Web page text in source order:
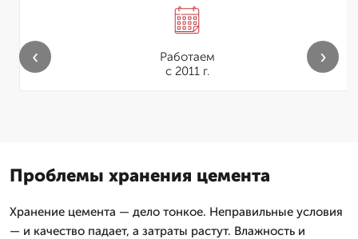
Работаем
с 2011 г.
‹ ›
Проблемы хранения цемента
Хранение цемента — дело тонкое. Неправильные условия
— и качество падает, а затраты растут. Влажность и